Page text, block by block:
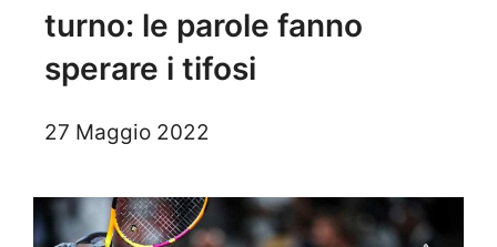
turno: le parole fanno
sperare i tifosi
27 Maggio 2022